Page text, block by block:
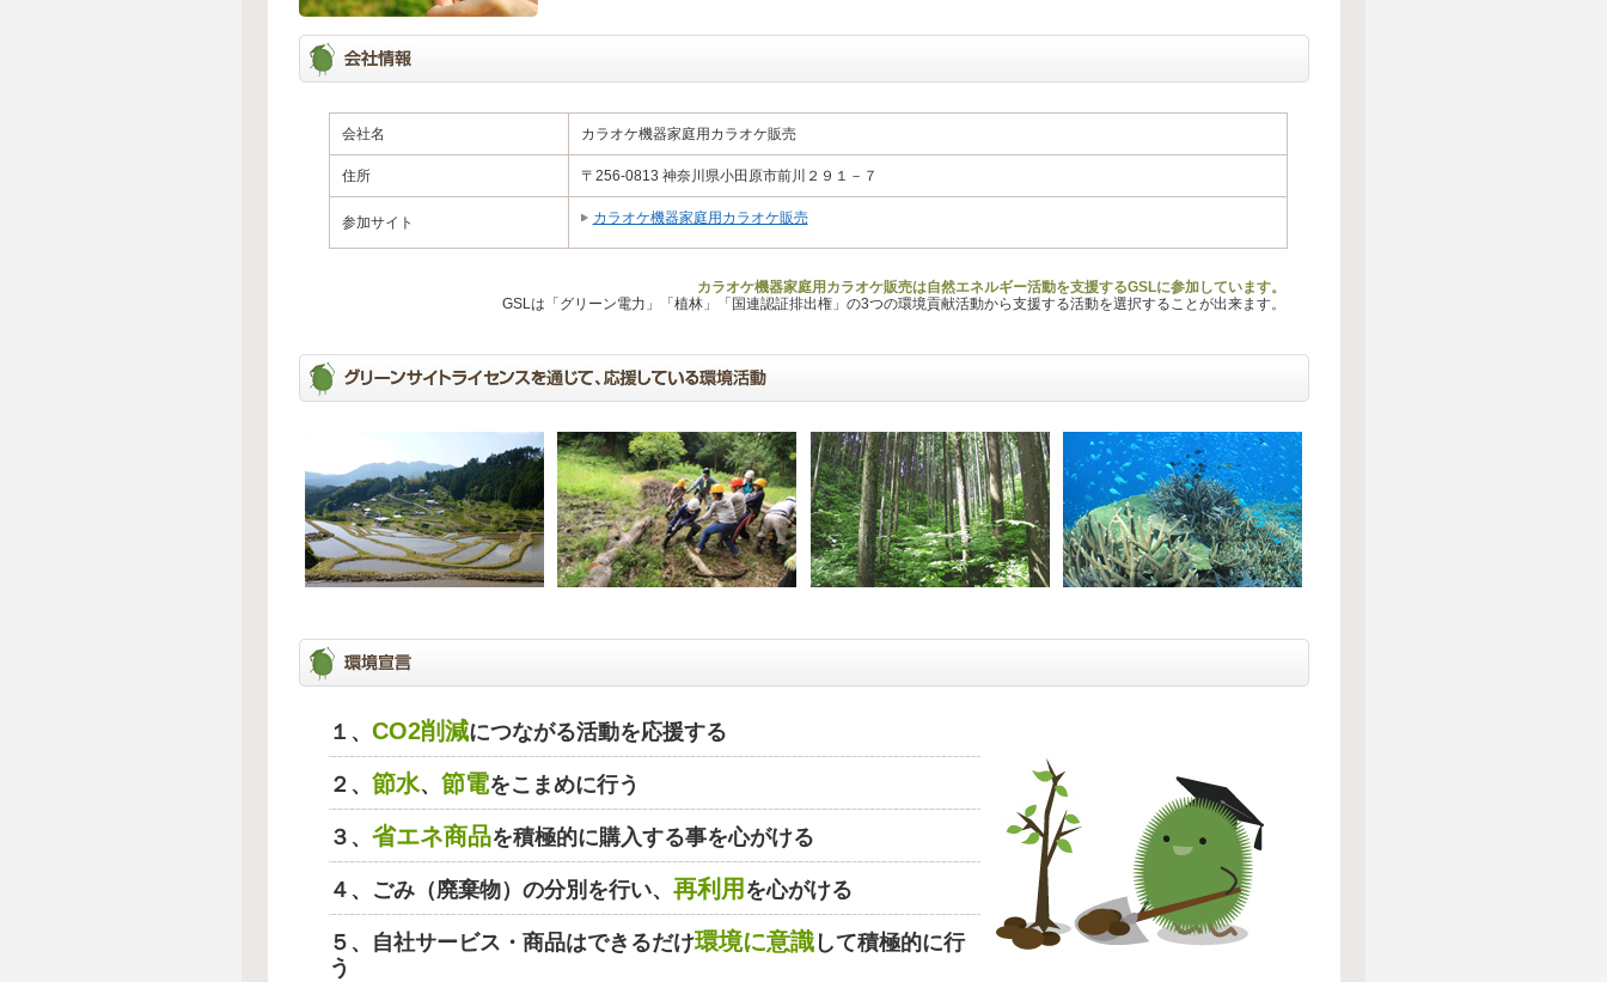
会社名 カラオケ機器家庭用カラオケ販売
住所 〒256-0813 神奈川県小田原市前川２９１－７
参加サイト カラオケ機器家庭用カラオケ販売
カラオケ機器家庭用カラオケ販売は自然エネルギー活動を支援するGSLに参加しています。
GSLは「グリーン電力」「植林」「国連認証排出権」の3つの環境貢献活動から支援する活動を選択することが出来ます。
１、 CO2削減につながる活動を応援する
２、 節水、 節電をこまめに行う
３、 省エネ商品を積極的に購入する事を心がける
４、ごみ（廃棄物）の分別を行い、 再利用 を心がける
５、自社サービス・商品はできるだけ環境に意識して積極的に行
う